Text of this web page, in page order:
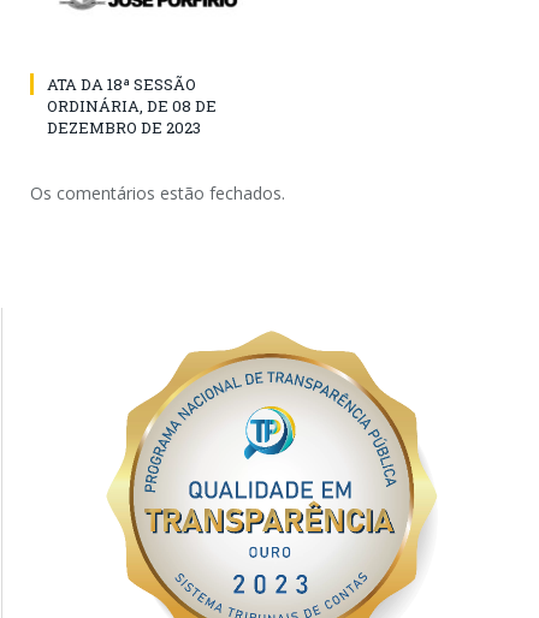
ATA DA 18ª SESSÃO
ORDINÁRIA, DE 08 DE
DEZEMBRO DE 2023
Os comentários estão fechados.